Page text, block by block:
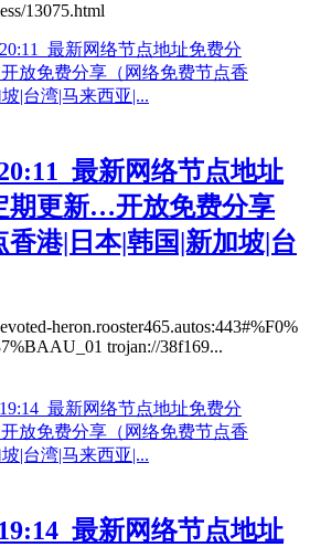
13075.html
最新网络节点地址
更新…开放免费分享
香港|日本|韩国|新加坡|台
heron.rooster465.autos:443#%F0%
trojan://38f169...
最新网络节点地址